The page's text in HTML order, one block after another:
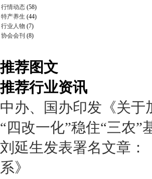
行情动态 (58)
特产养生 (44)
行业人物 (7)
协会会刊 (8)
推荐图文
推荐行业资讯
中办、国办印发《关
“四改一化”稳住“三农”
刘延生发表署名文章：
系》